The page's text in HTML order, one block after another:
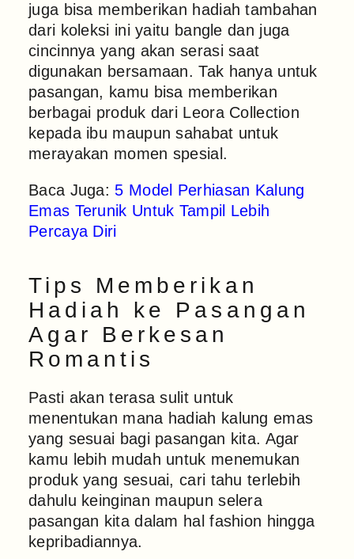
juga bisa memberikan hadiah tambahan
dari koleksi ini yaitu bangle dan juga
cincinnya yang akan serasi saat
digunakan bersamaan. Tak hanya untuk
pasangan, kamu bisa memberikan
berbagai produk dari Leora Collection
kepada ibu maupun sahabat untuk
merayakan momen spesial.
Baca Juga: 5 Model Perhiasan Kalung
Emas Terunik Untuk Tampil Lebih
Percaya Diri
Tips Memberikan
Hadiah ke Pasangan
Agar Berkesan
Romantis
Pasti akan terasa sulit untuk
menentukan mana hadiah kalung emas
yang sesuai bagi pasangan kita. Agar
kamu lebih mudah untuk menemukan
produk yang sesuai, cari tahu terlebih
dahulu keinginan maupun selera
pasangan kita dalam hal fashion hingga
kepribadiannya.